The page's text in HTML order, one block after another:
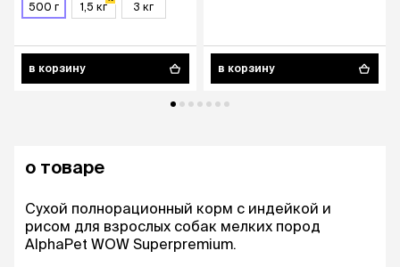
500 г 1,5 кг 3 кг
в корзину в корзину
о товаре
Сухой полнорационный корм с индейкой и
рисом для взрослых собак мелких пород
AlphaPet WOW Superpremium.